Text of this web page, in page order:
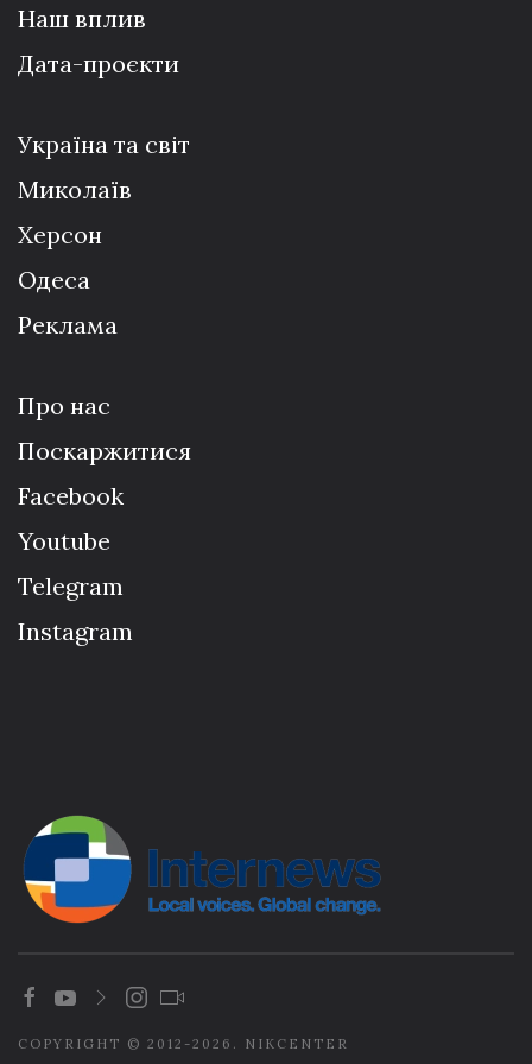
Наш вплив
Дата-проєкти
Україна та світ
Миколаїв
Херсон
Одеса
Реклама
Про нас
Поскаржитися
Facebook
Youtube
Telegram
Instagram
COPYRIGHT © 2012-2026. NIKCENTER